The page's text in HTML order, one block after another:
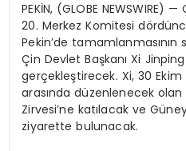
PEKİN, (GLOBE NEWSWIRE)
20. Merkez Komitesi
Pekin’de
Çin Devlet Başkanı Xi
gerçekleştirecek. Xi, 30 Ekim
arasında düzenlenecek olan
Zirvesi’ne katılacak ve
ziyarette bulunacak.